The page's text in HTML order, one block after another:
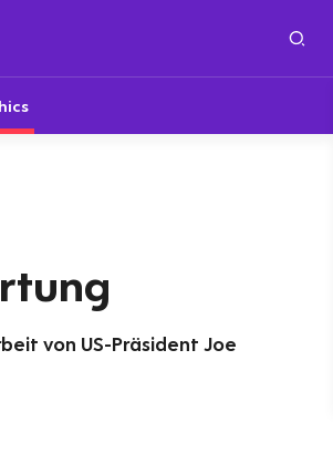
von US-Präsident Joe